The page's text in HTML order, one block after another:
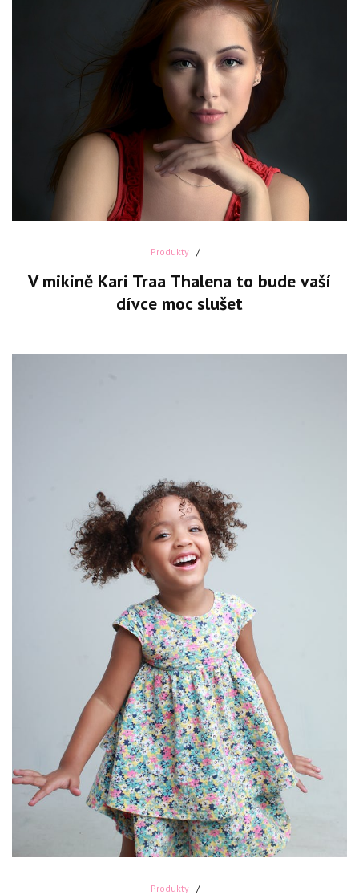
Produkty
V mikině Kari Traa Thalena to bude vaší
dívce moc slušet
Produkty